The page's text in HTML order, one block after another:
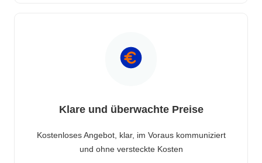
Klare und überwachte Preise
Kostenloses Angebot, klar, im Voraus kommuniziert
und ohne versteckte Kosten